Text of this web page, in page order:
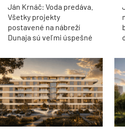
Ján Krnáč: Voda predáva.
Všetky projekty
postavené na nábreží
Dunaja sú veľmi úspešné